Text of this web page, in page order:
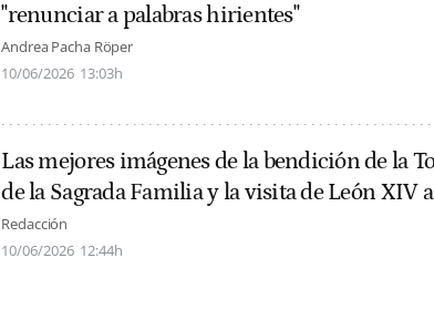
"renunciar a palabras hirientes"
Andrea Pacha Röper
10/06/2026 13:03h
Las mejores imágenes de la bendición de la
de la Sagrada Familia y la visita de León XIV
Redacción
10/06/2026 12:44h